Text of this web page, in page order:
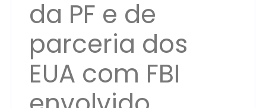
da PF e de
parceria dos
EUA com FBI